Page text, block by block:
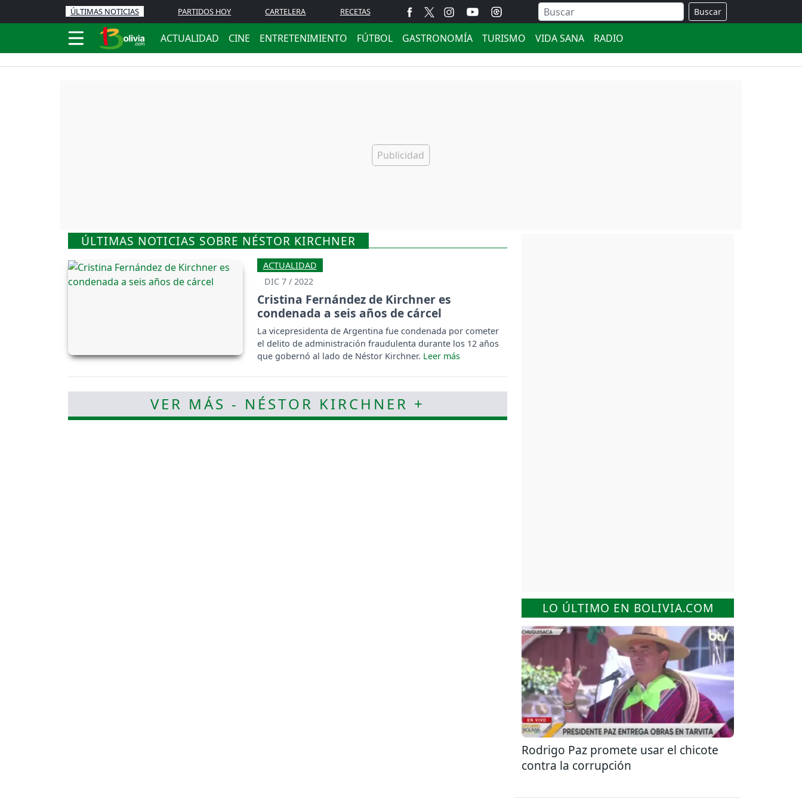
ÚLTIMAS NOTICIAS PARTIDOS HOY CARTELERA RECETAS Buscar
ACTUALIDAD CINE ENTRETENIMIENTO FÚTBOL GASTRONOMÍA TURISMO VIDA SANA RADIO
ÚLTIMAS NOTICIAS SOBRE NÉSTOR KIRCHNER
ACTUALIDAD
DIC 7 / 2022
Cristina Fernández de Kirchner es
condenada a seis años de cárcel
La vicepresidenta de Argentina fue condenada por cometer
el delito de administración fraudulenta durante los 12 años
que gobernó al lado de Néstor Kirchner.
VER MÁS - NÉSTOR KIRCHNER +
LO ÚLTIMO EN BOLIVIA.COM
Rodrigo Paz promete usar el chicote
contra la corrupción